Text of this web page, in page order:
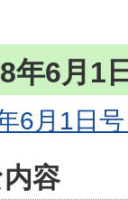
年6月1
6月1日
容